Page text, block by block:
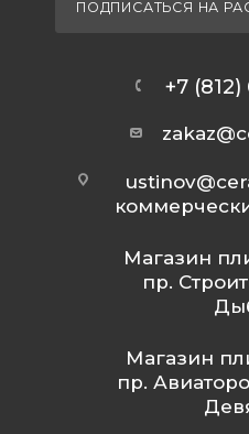
ПОДПИСАТЬСЯ НА
+7 (812)
Магазин
пр.
Магазин
пр.